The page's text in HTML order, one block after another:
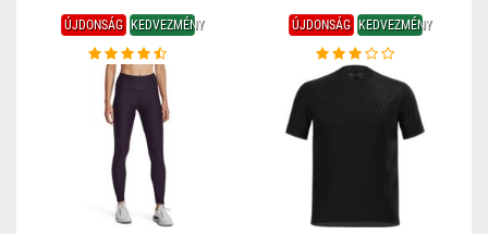
ÚJDONSÁG KEDVEZMÉNY ÚJDONSÁG KEDVEZMÉNY